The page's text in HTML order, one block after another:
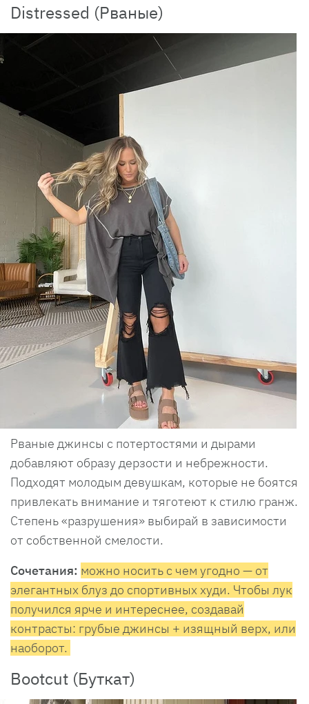
Distressed (Рваные)
Рваные джинсы с потертостями и дырами
добавляют образу дерзости и небрежности.
Подходят молодым девушкам, которые не боятся
привлекать внимание и тяготеют к стилю гранж.
Степень «разрушения» выбирай в зависимости
от собственной смелости.
Сочетания: можно носить с чем угодно — от
элегантных блуз до спортивных худи. Чтобы лук
получился ярче и интереснее, создавай
контрасты: грубые джинсы + изящный верх, или
наоборот.
Bootcut (Буткат)